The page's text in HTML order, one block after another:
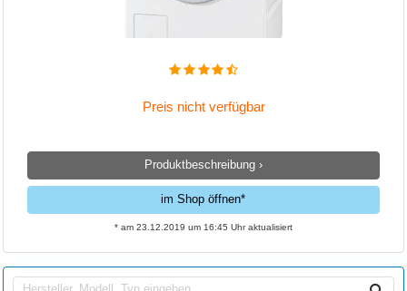
Preis nicht verfügbar
Produktbeschreibung ›
im Shop öffnen*
* am 23.12.2019 um 16:45 Uhr aktualisiert